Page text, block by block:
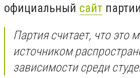
официальный сайт
Партия считает, что это
источником
зависимости среди